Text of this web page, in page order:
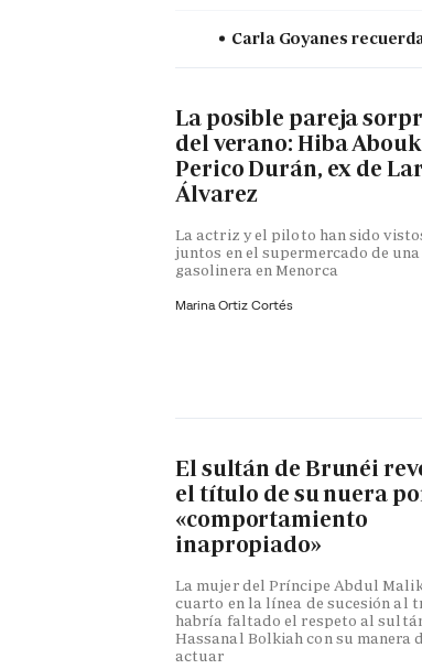
Carla Goyanes
La posible pareja
del verano: Hiba
Perico Durán, ex de
Álvarez
La actriz y el piloto han sido
juntos en el supermercado de una
gasolinera en Menorca
Marina Ortiz Cortés
El sultán de Brunéi
el título de su nuera
«comportamiento
inapropiado»
La mujer del Príncipe Abdul
cuarto en la línea de sucesión al
habría faltado el respeto al
Hassanal Bolkiah con su manera
actuar